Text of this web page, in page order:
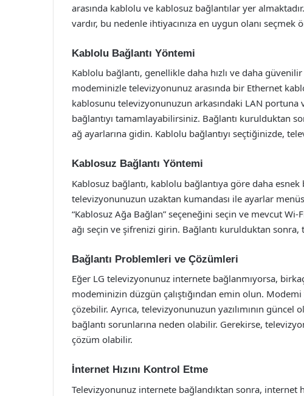
arasında kablolu ve kablosuz bağlantılar yer
vardır, bu nedenle ihtiyacınıza en uygun olanı seçmek
Kablolu Bağlantı Yöntemi
Kablolu bağlantı, genellikle daha hızlı ve daha
modeminizle televizyonunuz arasında bir Ethernet
kablosunu televizyonunuzun arkasındaki LAN
bağlantıyı tamamlayabilirsiniz. Bağlantı kurulduktan
ağ ayarlarına gidin. Kablolu bağlantıyı seçtiğinizde,
Kablosuz Bağlantı Yöntemi
Kablosuz bağlantı, kablolu bağlantıya göre daha
televizyonunuzun uzaktan kumandası ile ayarlar
“Kablosuz Ağa Bağlan” seçeneğini seçin ve mevcut
ağı seçin ve şifrenizi girin. Bağlantı kurulduktan
Bağlantı Problemleri ve Çözümleri
Eğer LG televizyonunuz internete bağlanmıyorsa,
modeminizin düzgün çalıştığından emin olun.
çözebilir. Ayrıca, televizyonunuzun yazılımının güncel
bağlantı sorunlarına neden olabilir. Gerekirse,
çözüm olabilir.
İnternet Hızını Kontrol Etme
Televizyonunuz internete bağlandıktan sonra, internet